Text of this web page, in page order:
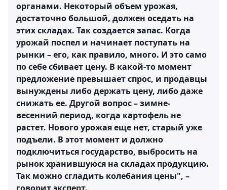
органами. Некоторый объем урожая,
достаточно большой, должен оседать на
этих складах. Так создается запас. Когда
урожай поспел и начинает поступать на
рынки – его, как правило, много. И это само
по себе сбивает цену. В какой-то момент
предложение превышает спрос, и продавцы
вынуждены либо держать цену, либо даже
снижать ее. Другой вопрос – зимне-
весенний период, когда картофель не
растет. Нового урожая еще нет, старый уже
подъели. В этот момент и должно
подключиться государство, выбросить на
рынок хранившуюся на складах продукцию.
Так можно сгладить колебания цены", –